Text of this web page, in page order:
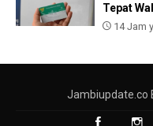
Tepat
14 Jam
Jambiupdate.co